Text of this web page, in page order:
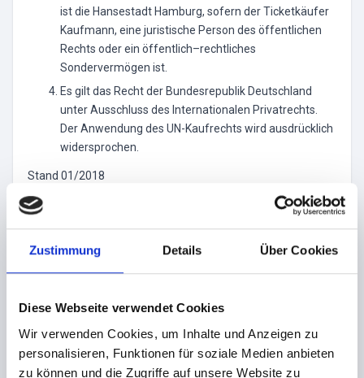
Zustimmung Details Über Cookies
Diese Webseite verwendet Cookies
Wir verwenden Cookies, um Inhalte und Anzeigen zu
personalisieren, Funktionen für soziale Medien anbieten
zu können und die Zugriffe auf unsere Website zu
ist die Hansestadt Hamburg, sofern der Ticketkäufer
Kaufmann, eine juristische Person des öffentlichen
Rechts oder ein öffentlich–rechtliches
Sondervermögen ist.
Es gilt das Recht der Bundesrepublik Deutschland
unter Ausschluss des Internationalen Privatrechts.
Der Anwendung des UN-Kaufrechts wird ausdrücklich
widersprochen.
Stand 01/2018
CODE UNIQUE -
WHERE YOUR FETISH